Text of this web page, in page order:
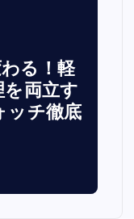
る！軽
を両立す
ッチ徹底